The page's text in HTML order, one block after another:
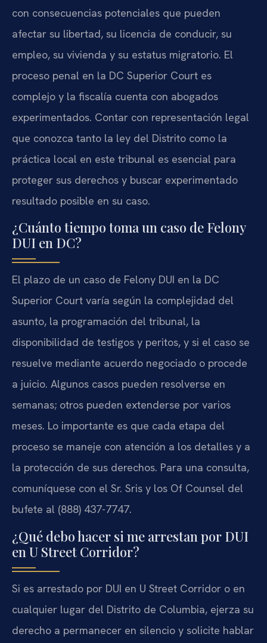
con consecuencias potenciales que pueden
afectar su libertad, su licencia de conducir, su
empleo, su vivienda y su estatus migratorio. El
proceso penal en la DC Superior Court es
complejo y la fiscalía cuenta con abogados
experimentados. Contar con representación legal
que conozca tanto la ley del Distrito como la
práctica local en este tribunal es esencial para
proteger sus derechos y buscar experimentado
resultado posible en su caso.
¿Cuánto tiempo toma un caso de Felony
DUI en DC?
El plazo de un caso de Felony DUI en la DC
Superior Court varía según la complejidad del
asunto, la programación del tribunal, la
disponibilidad de testigos y peritos, y si el caso se
resuelve mediante acuerdo negociado o procede
a juicio. Algunos casos pueden resolverse en
semanas; otros pueden extenderse por varios
meses. Lo importante es que cada etapa del
proceso se maneje con atención a los detalles y a
la protección de sus derechos. Para una consulta,
comuníquese con el Sr. Sris y los Of Counsel del
bufete al (888) 437-7747.
¿Qué debo hacer si me arrestan por DUI
en U Street Corridor?
Si es arrestado por DUI en U Street Corridor o en
cualquier lugar del Distrito de Columbia, ejerza su
derecho a permanecer en silencio y solicite hablar